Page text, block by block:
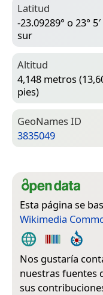
Latitud
-23.09289° o 23°
sur
Altitud
4,148 metros
pies)
Geo­Names ID
3835049
Esta página se
Wikimedia
Nos gustaría
nuestras fuentes
sus